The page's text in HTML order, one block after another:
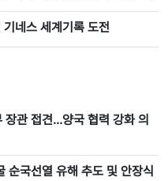
네스 세계기록 도전
장관 접견…양국 협력 강화 의
순국선열 유해 추도 및 안장식